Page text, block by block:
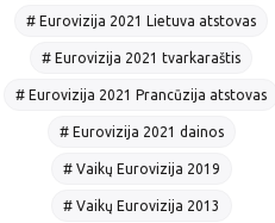
# Eurovizija 2021 Lietuva atstovas
# Eurovizija 2021 tvarkaraštis
# Eurovizija 2021 Prancūzija atstovas
# Eurovizija 2021 dainos
# Vaikų Eurovizija 2019
# Vaikų Eurovizija 2013